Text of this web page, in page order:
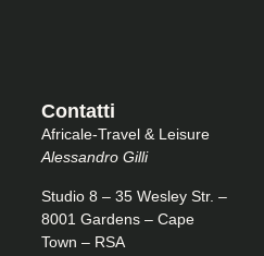
Contatti
Africale-Travel & Leisure
Alessandro Gilli
Studio 8 – 35 Wesley Str. –
8001 Gardens – Cape
Town – RSA